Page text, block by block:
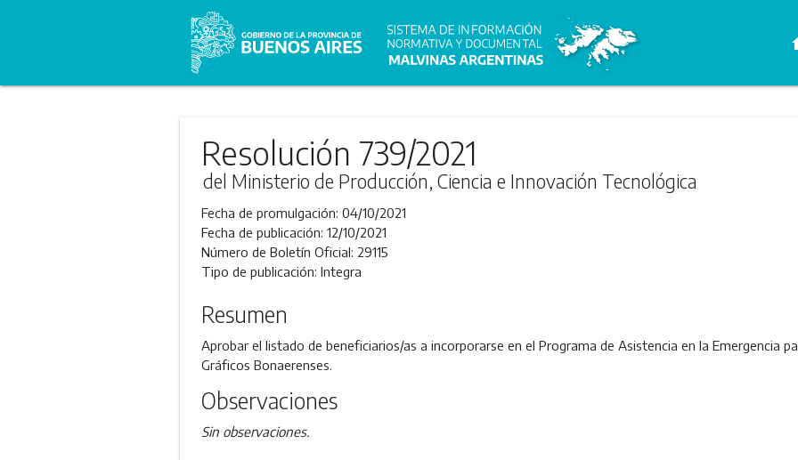
Resolución 739/2021
del Ministerio de Producción, Ciencia e Innovación Tecnológica
Fecha de promulgación: 04/10/2021
Fecha de publicación: 12/10/2021
Número de Boletín Oficial: 29115
Tipo de publicación: Integra
Resumen
Aprobar el listado de beneficiarios/as a incorporarse en el Programa de Asistencia en la Emergencia
Gráficos Bonaerenses.
Observaciones
Sin observaciones.